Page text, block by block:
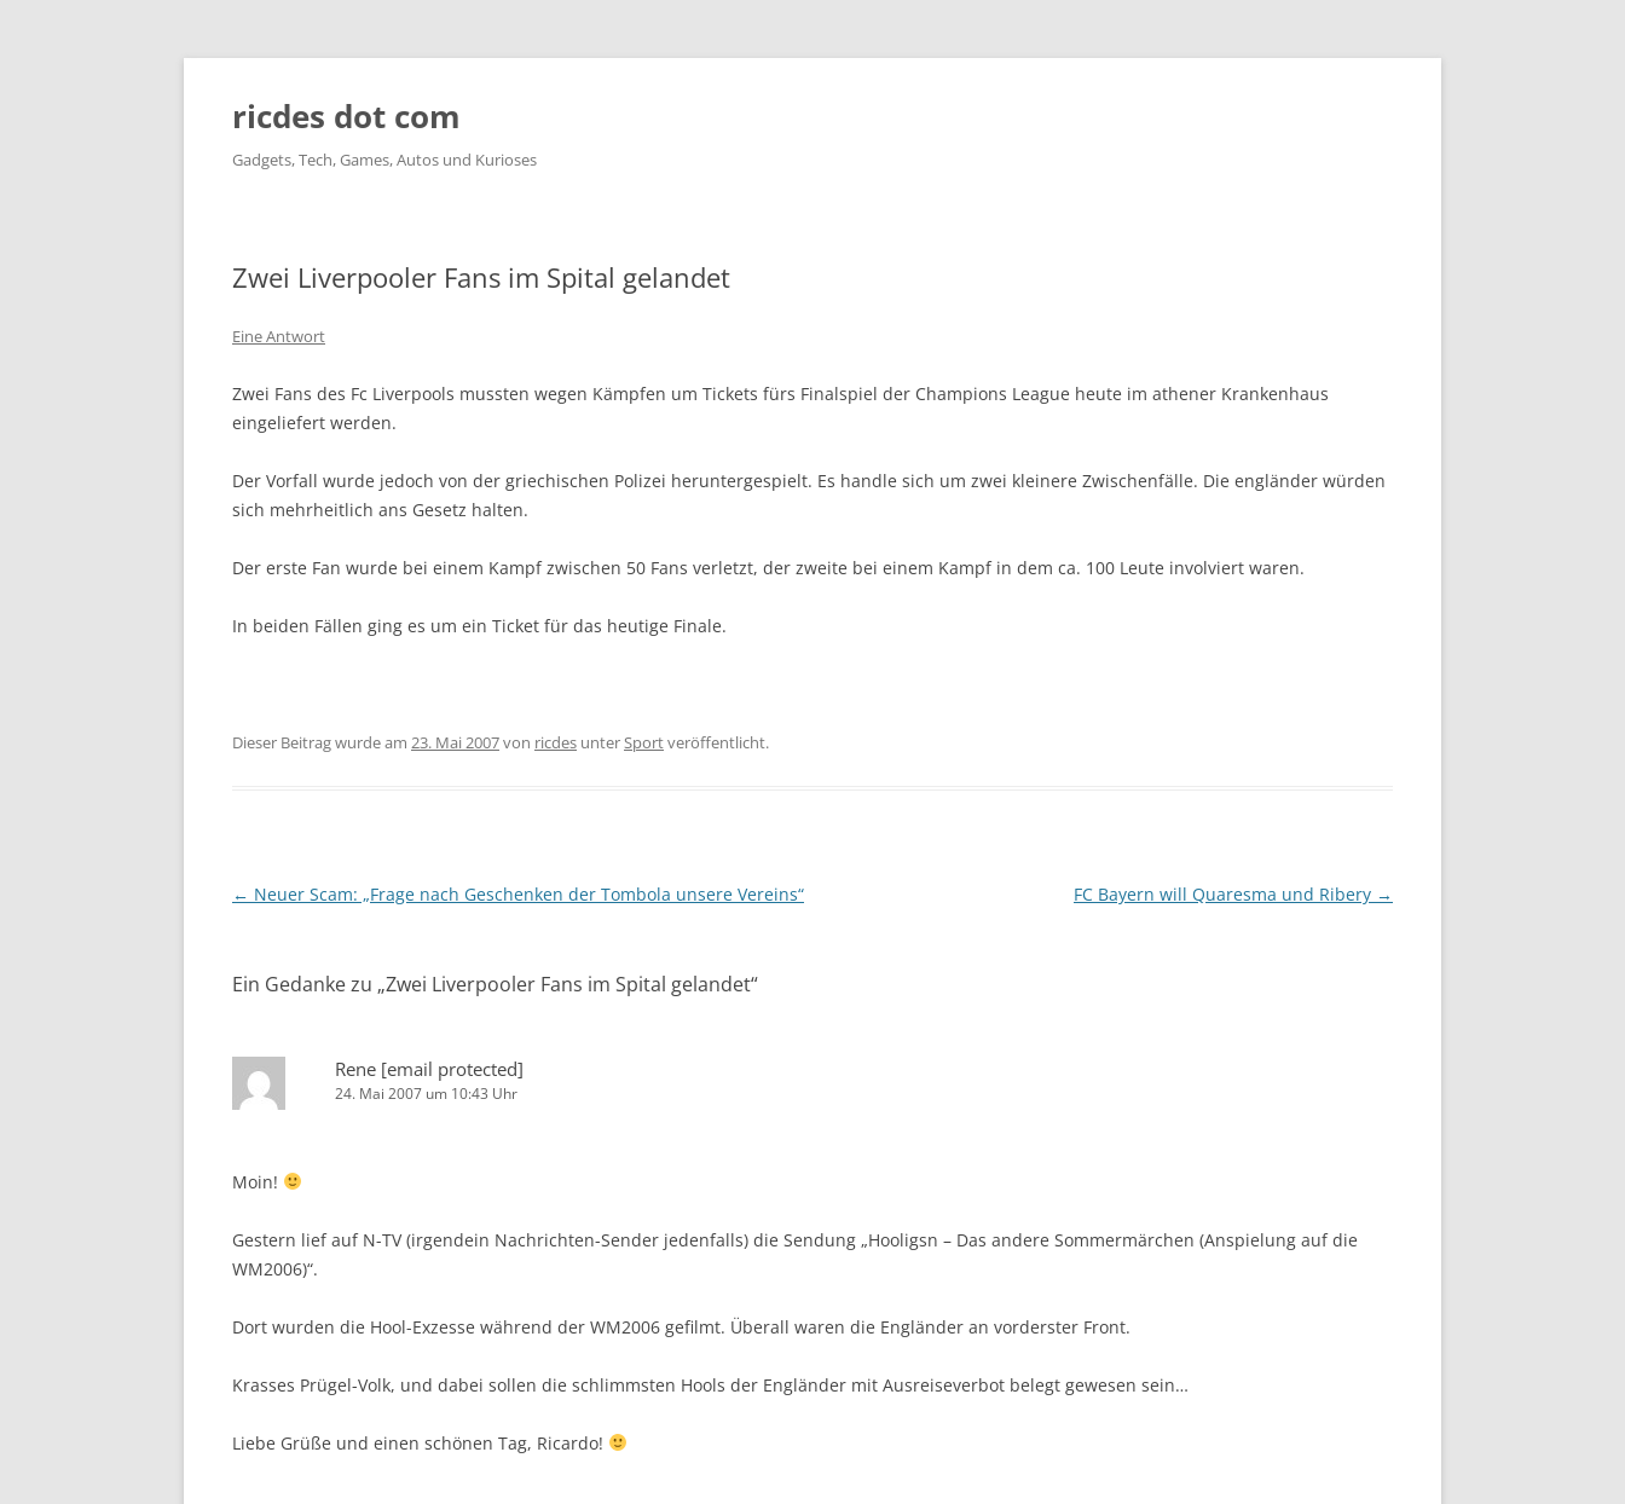
ricdes dot com
Gadgets, Tech, Games, Autos und Kurioses
Zwei Liverpooler Fans im Spital gelandet
Eine Antwort
Zwei Fans des Fc Liverpools mussten wegen Kämpfen um Tickets fürs Finalspiel der Champions League heute im athener Krankenhaus
eingeliefert werden.
Der Vorfall wurde jedoch von der griechischen Polizei heruntergespielt. Es handle sich um zwei kleinere Zwischenfälle. Die engländer würden
sich mehrheitlich ans Gesetz halten.
Der erste Fan wurde bei einem Kampf zwischen 50 Fans verletzt, der zweite bei einem Kampf in dem ca. 100 Leute involviert waren.
In beiden Fällen ging es um ein Ticket für das heutige Finale.
Dieser Beitrag wurde am 23. Mai 2007von ricdes unterSportveröffentlicht.
Beitragsnavigation
← Neuer Scam: „Frage nach Geschenken der Tombola unsere Vereins“ FC Bayern will Quaresma und Ribery →
Ein Gedanke zu „Zwei Liverpooler Fans im Spital gelandet“
Rene [email protected]
24. Mai 2007 um 10:43 Uhr
Moin!
Gestern lief auf N-TV (irgendein Nachrichten-Sender jedenfalls) die Sendung „Hooligsn – Das andere Sommermärchen (Anspielung auf die
WM2006)“.
Dort wurden die Hool-Exzesse während der WM2006 gefilmt. Überall waren die Engländer an vorderster Front.
Krasses Prügel-Volk, und dabei sollen die schlimmsten Hools der Engländer mit Ausreiseverbot belegt gewesen sein…
Liebe Grüße und einen schönen Tag, Ricardo!